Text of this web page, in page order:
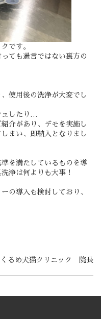
です。
ても過言ではない裏方の
使用後の洗浄が大変でし
ュしたり…
介があり、デモを実施し
まい、即納入となりまし
を満たしているものを導
浄は何よりも大事！
の導入も検討しており、
くるめ犬猫クリニック 院長